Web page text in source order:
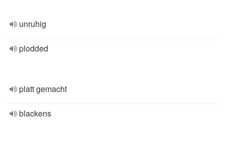
unruhig
plodded
platt gemacht
blackens